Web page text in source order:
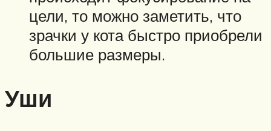
цели, то можно заметить, что
зрачки у кота быстро приобрели
большие размеры.
Уши